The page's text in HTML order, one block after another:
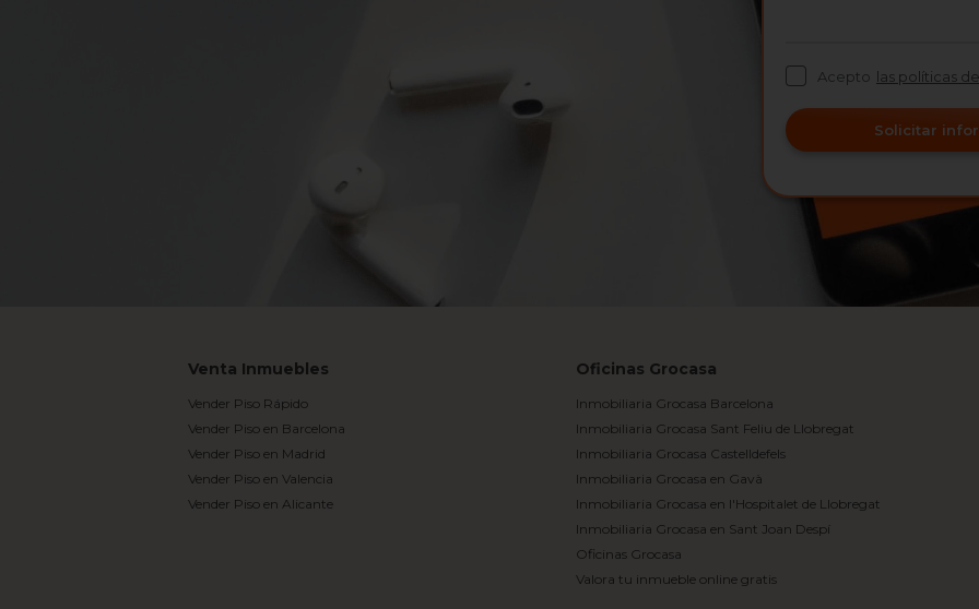
Acepto las políticas
Solicitar
Venta Inmuebles
Vender Piso Rápido
Vender Piso en Barcelona
Vender Piso en Madrid
Vender Piso en Valencia
Vender Piso en Alicante
Oficinas Grocasa
Inmobiliaria Grocasa Barcelona
Inmobiliaria Grocasa Sant Feliu de Llobregat
Inmobiliaria Grocasa Castelldefels
Inmobiliaria Grocasa en Gavà
Inmobiliaria Grocasa en l'Hospitalet de Llobregat
Inmobiliaria Grocasa en Sant Joan Despí
Oficinas Grocasa
Valora tu inmueble online gratis